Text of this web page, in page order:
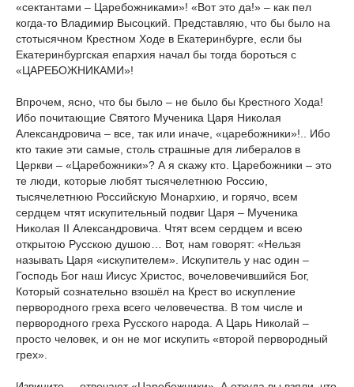
«сектантами – Царебожниками»! «Вот это да!» – как пел
когда-то Владимир Высоцкий. Представляю, что бы было на
стотысячном Крестном Ходе в Екатеринбурге, если бы
Екатеринбургская епархия начал бы тогда бороться с
«ЦАРЕБОЖНИКАМИ»!
Впрочем, ясно, что бы было – не было бы Крестного Хода!
Ибо почитающие Святого Мученика Царя Николая
Александровича – все, так или иначе, «царебожники»!.. Ибо
кто такие эти самые, столь страшные для либералов в
Церкви – «Царебожники»? А я скажу кто. Царебожники – это
те люди, которые любят тысячелетнюю Россию,
тысячелетнюю Российскую Монархию, и горячо, всем
сердцем чтят искупительный подвиг Царя – Мученика
Николая II Александровича. Чтят всем сердцем и всею
открытою Русскою душою… Вот, нам говорят: «Нельзя
называть Царя «искупителем». Искупитель у нас один –
Господь Бог наш Иисус Христос, вочеловечившийся Бог,
Который сознательно взошёл на Крест во искупление
первородного греха всего человечества. В том числе и
первородного греха Русского народа. А Царь Николай –
просто человек, и он не мог искупить «второй первородный
грех».